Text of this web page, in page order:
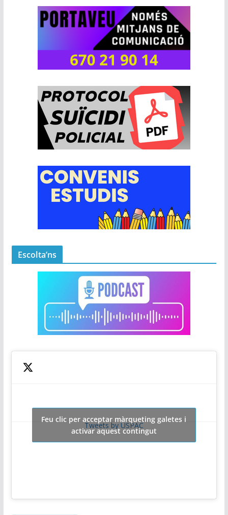
Escolta’ns
Tweets by USPAC
Feu clic per acceptar màrqueting galetes i
activar aquest contingut